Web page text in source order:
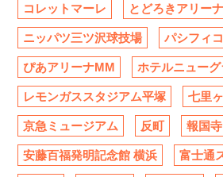
コレットマーレ とどろきアリーナ
ニッパツ三ツ沢球技場 パシフィ
ぴあアリーナMM ホテルニューグ
レモンガススタジアム平塚 七里
京急ミュージアム 反町 報国寺
安藤百福発明記念館 横浜 富士通